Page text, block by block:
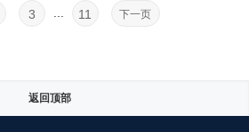
3 11 下一页
返回顶部